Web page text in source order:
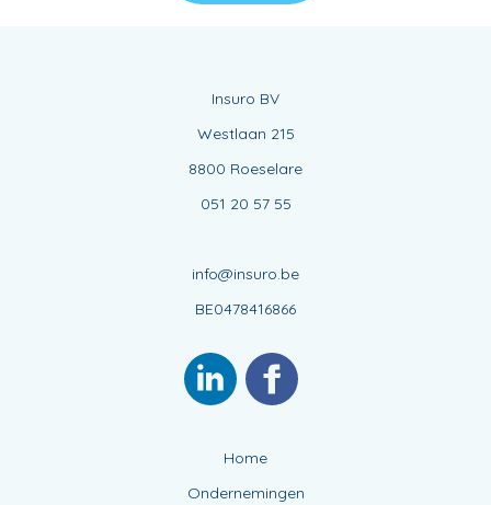
Insuro BV
Westlaan 215
8800 Roeselare
051 20 57 55
info@insuro.be
BE0478416866
Home
Ondernemingen